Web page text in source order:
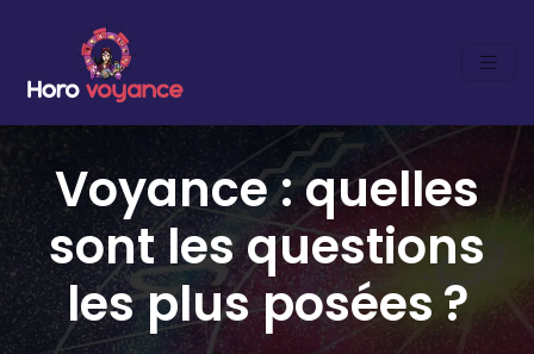
Voyance : quelles
sont les questions
les plus posées ?